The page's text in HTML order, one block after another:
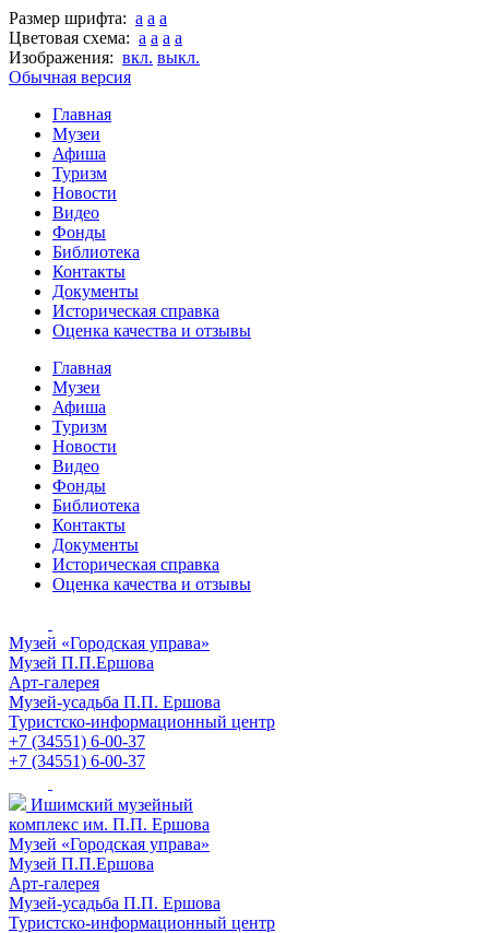
Размер шрифта: a a a
Цветовая схема: a a a a
Изображения: вкл. выкл.
Обычная версия
Главная
Музеи
Афиша
Туризм
Новости
Видео
Фонды
Библиотека
Контакты
Документы
Историческая справка
Оценка качества и отзывы
Главная
Музеи
Афиша
Туризм
Новости
Видео
Фонды
Библиотека
Контакты
Документы
Историческая справка
Оценка качества и отзывы
Музей «Городская управа»
Музей П.П.Ершова
Арт-галерея
Музей-усадьба П.П. Ершова
Туристско-информационный центр
+7 (34551) 6-00-37
+7 (34551) 6-00-37
Ишимский музейный
комплекс им. П.П. Ершова
Музей «Городская управа»
Музей П.П.Ершова
Арт-галерея
Музей-усадьба П.П. Ершова
Туристско-информационный центр